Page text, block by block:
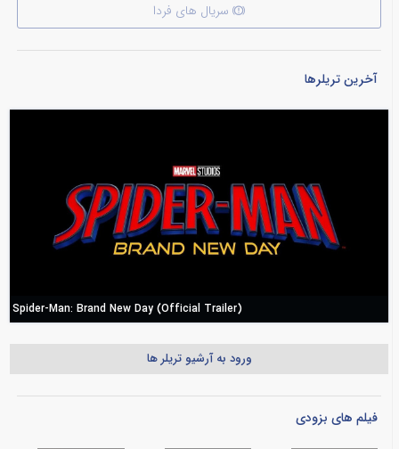
سریال های فردا
آخرین تریلرها
Spider-Man: Brand New Day (Official Trailer)
ورود به آرشیو تریلر ها
فیلم های بزودی